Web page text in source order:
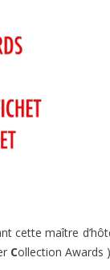
cette maître
Collection Awards